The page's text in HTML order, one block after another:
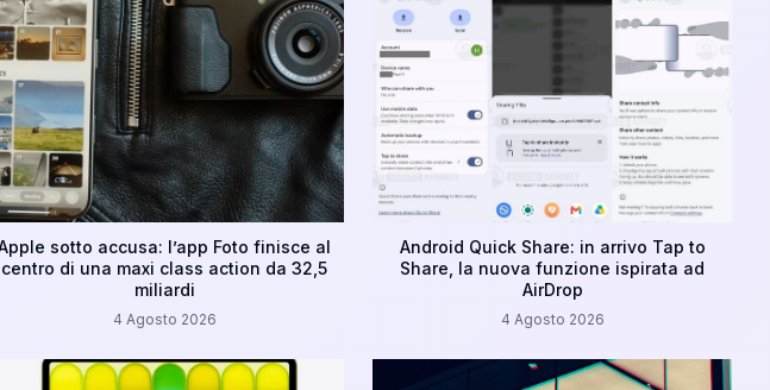
sotto accusa: l’app Foto finisce al
centro di una maxi class action da 32,5
miliardi
4 Agosto 2026
Android Quick Share: in arrivo Tap to
Share, la nuova funzione ispirata ad
AirDrop
4 Agosto 2026